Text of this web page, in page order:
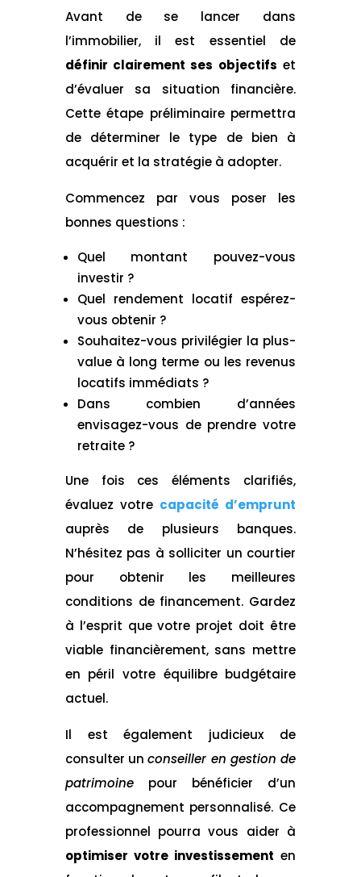
Avant de se lancer dans
l’immobilier, il est essentiel de
définir clairement ses objectifs et
d’évaluer sa situation financière.
Cette étape préliminaire permettra
de déterminer le type de bien à
acquérir et la stratégie à adopter.
Commencez par vous poser les
bonnes questions :
Quel montant pouvez-vous
investir ?
Quel rendement locatif espérez-
vous obtenir ?
Souhaitez-vous privilégier la plus-
value à long terme ou les revenus
locatifs immédiats ?
Dans combien d’années
envisagez-vous de prendre votre
retraite ?
Une fois ces éléments clarifiés,
évaluez votre capacité d’emprunt
auprès de plusieurs banques.
N’hésitez pas à solliciter un courtier
pour obtenir les meilleures
conditions de financement. Gardez
à l’esprit que votre projet doit être
viable financièrement, sans mettre
en péril votre équilibre budgétaire
actuel.
Il est également judicieux de
consulter unconseiller en gestion de
patrimoinepour bénéficier d’un
accompagnement personnalisé. Ce
professionnel pourra vous aider à
optimiser votre investissement en